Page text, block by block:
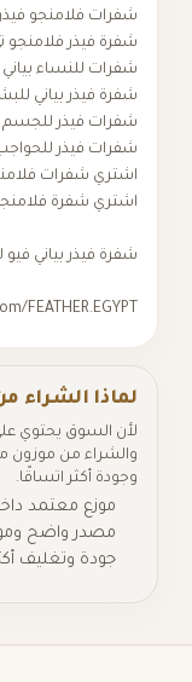
شفرات فلامنجو
شفرة فيذر
شفرات للنساء بياني
شفرة فيذر بياني
شفرات فيذر للجسم
شفرات فيذر
اشتري شفرات
اشتري شفرة
شفرة فيذر بياني
FEATHER.EGYPT
لماذا الشراء
لأن السوق يحتوي
والشراء من
وجودة أكثر اتساقًا.
موزع معتمد
مصدر واضح
جودة وتغليف